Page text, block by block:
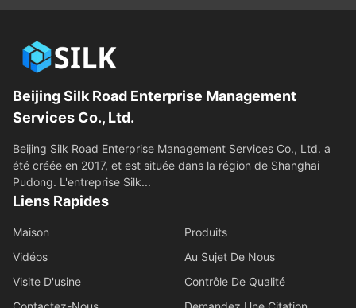
Beijing Silk Road Enterprise Management
Services Co., Ltd.
Beijing Silk Road Enterprise Management Services Co., Ltd. a
été créée en 2017, et est située dans la région de Shanghai
Pudong. L'entreprise Silk...
Liens Rapides
Maison
Produits
Vidéos
Au Sujet De Nous
Visite D'usine
Contrôle De Qualité